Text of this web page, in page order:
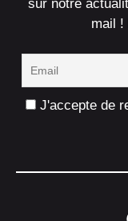
sur notre
mail !
J'accepte de